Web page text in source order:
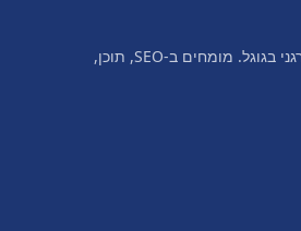
סוכנות קידום אתרים אורגני בגוגל. מומחים ב-SEO, תוכן,